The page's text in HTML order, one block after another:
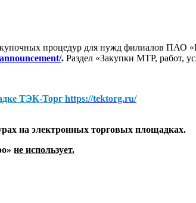
процедур для нужд филиалов ПАО
. Раздел «Закупки МТР, работ,
ТЭК-Торг https://tektorg.ru/
на электронных торговых площадках.
не использует.